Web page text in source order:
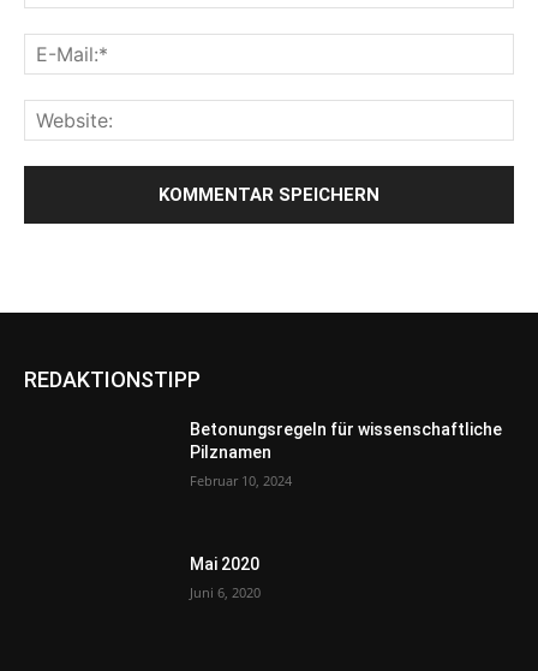
REDAKTIONSTIPP
Betonungsregeln für wissenschaftliche
Pilznamen
Februar 10, 2024
Mai 2020
Juni 6, 2020